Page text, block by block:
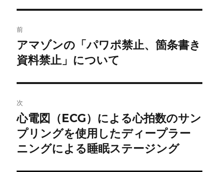
稿
ナ
ビ
ゲ
ー
シ
前
前
の
稿:
アマゾンの「パワポ禁止、箇条書き
資料禁止」について
次
次
の
投
心電図（ECG）による心拍数のサン
プリングを使用したディープラー
ニングによる睡眠ステージング